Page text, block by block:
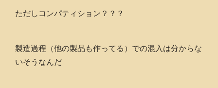
ただしコンパティション？？？
製造過程（他の製品も作ってる）での混入は分からな
いそうなんだ